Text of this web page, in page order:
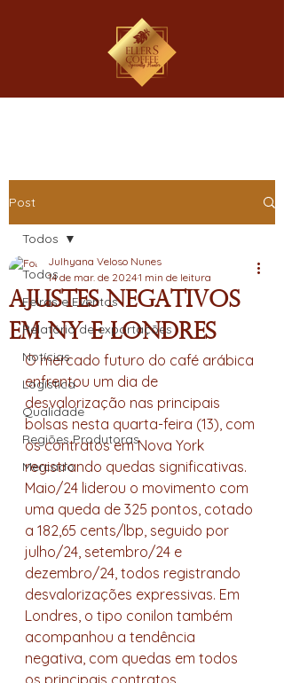
Post
Todos
Feiras e Eventos
Relatório de exportações
Notícias
Logística
Qualidade
Regiões Produtoras
Mercado
Todos
Ajustes negativos
em NY e Londres
Julhyana Veloso Nunes
14 de mar. de 20241 min de leitura
O mercado futuro do café arábica
enfrentou um dia de
desvalorização nas principais
bolsas nesta quarta-feira (13), com
os contratos em Nova York
registrando quedas significativas.
Maio/24 liderou o movimento com
uma queda de 325 pontos, cotado
a 182,65 cents/lbp, seguido por
julho/24, setembro/24 e
dezembro/24, todos registrando
desvalorizações expressivas. Em
Londres, o tipo conilon também
acompanhou a tendência
negativa, com quedas em todos
os principais contratos.